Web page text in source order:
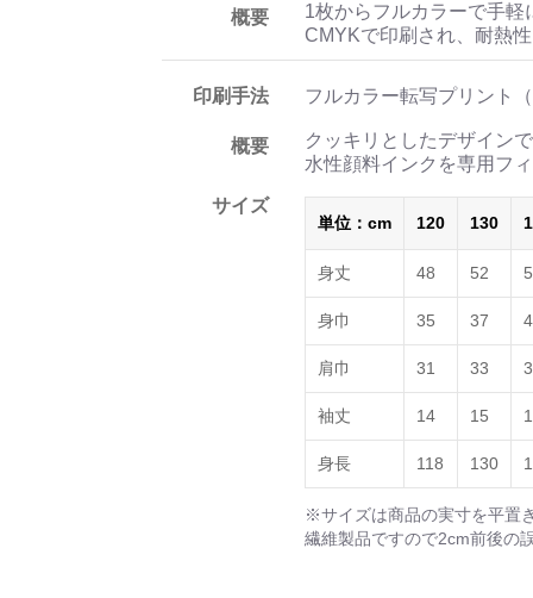
概要
1枚からフルカラーで手
CMYKで印刷され、耐熱
印刷手法 フルカラー転写プリント
概要
クッキリとしたデザイン
水性顔料インクを専用フ
サイズ
単位：cm 120 130
身丈 48 52
身巾 35 37
肩巾 31 33
袖丈 14 15
身長 118 130
※サイズは商品の実寸を平置
繊維製品ですので2cm前後の